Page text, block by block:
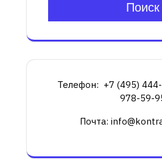
Поиск
Телефон: +7 (495)
978-59-
Почта: